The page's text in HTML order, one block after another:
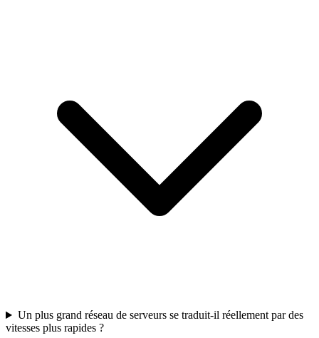
Un plus grand réseau de serveurs se traduit-il réellement par des
vitesses plus rapides ?